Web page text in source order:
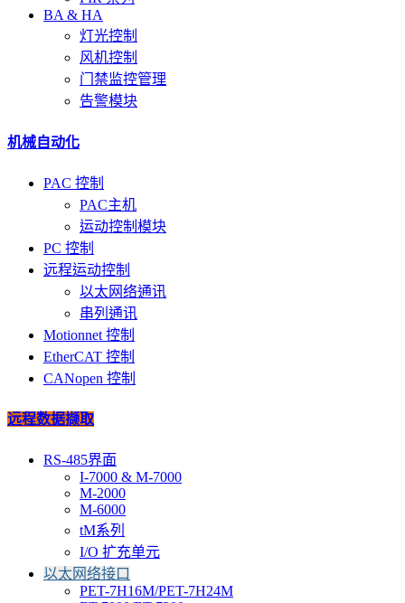
BA & HA
灯光控制
风机控制
门禁监控管理
告警模块
机械自动化
PAC 控制
PAC主机
运动控制模块
PC 控制
远程运动控制
以太网络通讯
串列通讯
Motionnet 控制
EtherCAT 控制
CANopen 控制
远程数据撷取
RS-485界面
I-7000 & M-7000
M-2000
M-6000
tM系列
I/O 扩充单元
以太网络接口
PET-7H16M/PET-7H24M